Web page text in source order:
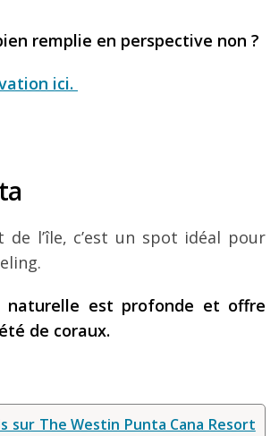
remplie en perspective non ?
ici.
de l’île, c’est un spot idéal pour
naturelle est profonde et offre
de coraux.
sur The Westin Punta Cana Resort